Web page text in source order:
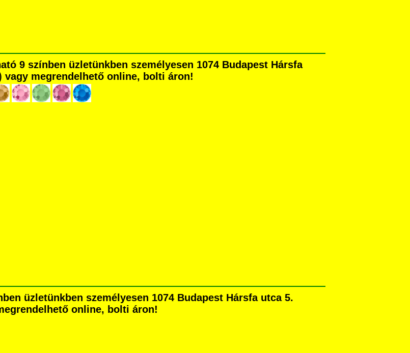
9 színben üzletünkben személyesen 1074 Budapest Hársfa
megrendelhető online, bolti áron!
üzletünkben személyesen 1074 Budapest Hársfa utca 5.
online, bolti áron!